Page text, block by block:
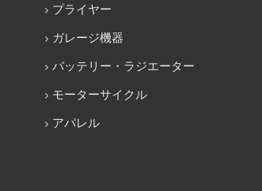
プライヤー
ガレージ機器
バッテリー・ラジエーター
モーターサイクル
アパレル